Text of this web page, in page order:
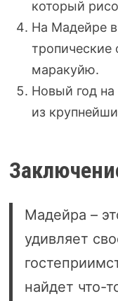
который
На Мадейре
тропические
маракуйю.
Новый год
из
Мадейра –
удивляет
найдет что-